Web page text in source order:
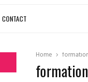
CONTACT
Home